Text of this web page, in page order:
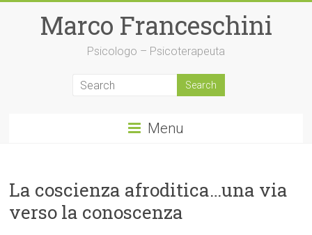
Marco Franceschini
Psicologo – Psicoterapeuta
Menu
La coscienza afroditica…una via
verso la conoscenza